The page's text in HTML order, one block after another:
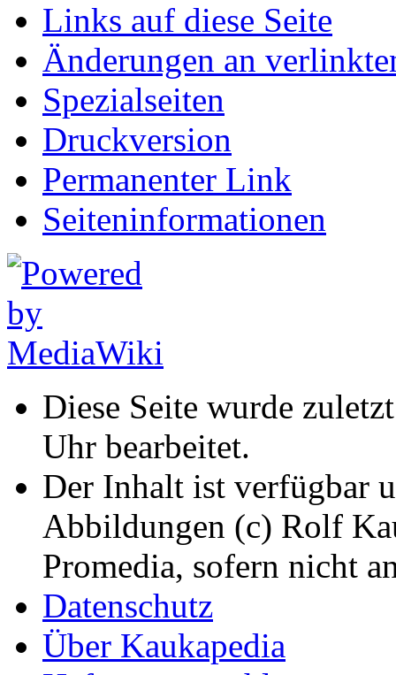
Links auf diese Seite
Änderungen an
Spezialseiten
Druckversion
Permanenter Link
Seiten­informationen
Diese Seite wurde
Uhr bearbeitet.
Der Inhalt ist verfügbar
Abbildungen (c) Rolf
Promedia, sofern nicht
Datenschutz
Über Kaukapedia